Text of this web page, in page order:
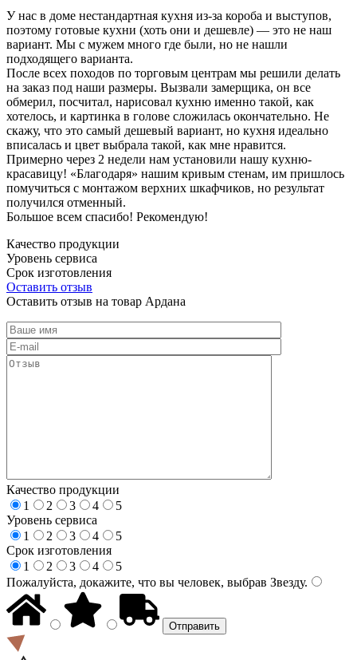
У нас в доме нестандартная кухня из-за короба и выступов,
поэтому готовые кухни (хоть они и дешевле) — это не наш
вариант. Мы с мужем много где были, но не нашли
подходящего варианта.
После всех походов по торговым центрам мы решили делать
на заказ под наши размеры. Вызвали замерщика, он все
обмерил, посчитал, нарисовал кухню именно такой, как
хотелось, и картинка в голове сложилась окончательно. Не
скажу, что это самый дешевый вариант, но кухня идеально
вписалась и цвет выбрала такой, как мне нравится.
Примерно через 2 недели нам установили нашу кухню-
красавицу! «Благодаря» нашим кривым стенам, им пришлось
помучиться с монтажом верхних шкафчиков, но результат
получился отменный.
Большое всем спасибо! Рекомендую!
Качество продукции
Уровень сервиса
Срок изготовления
Оставить отзыв
Оставить отзыв на товар Ардана
Качество продукции
1
2 3 4
5
Уровень сервиса
1
2 3 4
5
Срок изготовления
1
2 3 4
5
Пожалуйста, докажите, что вы человек, выбрав Звезду.